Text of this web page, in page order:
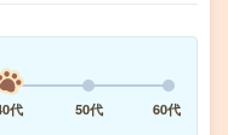
代 50代
60代